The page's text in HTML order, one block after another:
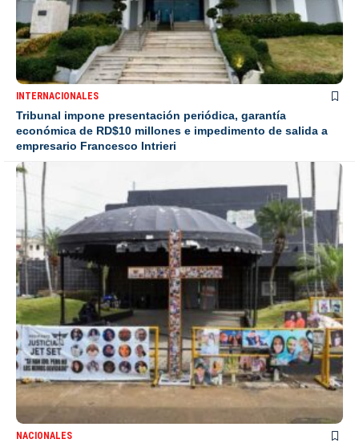
INTERNACIONALES
Tribunal impone presentación periódica, garantía
económica de RD$10 millones e impedimento de salida a
empresario Francesco Intrieri
NACIONALES